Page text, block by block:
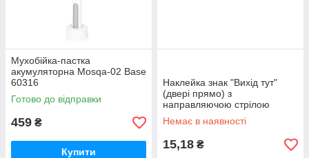
Мухобійка-пастка
акумуляторна Mosqa-02 Base
60316
Готово до відправки
459 ₴
Купити
Наклейка знак "Вихід тут"
(двері прямо) з
направляючою стрілою
Немає в наявності
15,18 ₴